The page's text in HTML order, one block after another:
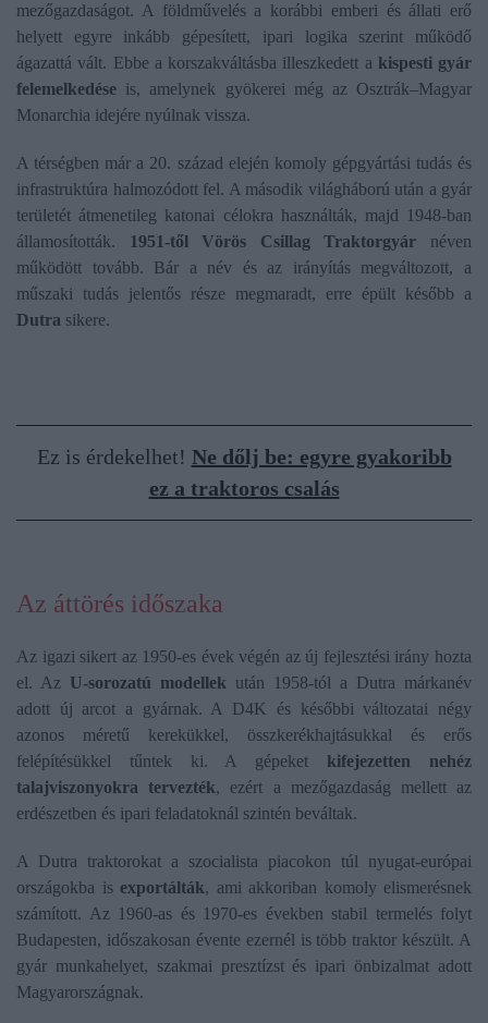
mezőgazdaságot. A földművelés a korábbi emberi és állati erő
helyett egyre inkább gépesített, ipari logika szerint működő
ágazattá vált. Ebbe a korszakváltásba illeszkedett a kispesti gyár
felemelkedése is, amelynek gyökerei még az Osztrák–Magyar
Monarchia idejére nyúlnak vissza.
A térségben már a 20. század elején komoly gépgyártási tudás és
infrastruktúra halmozódott fel. A második világháború után a gyár
területét átmenetileg katonai célokra használták, majd 1948-ban
államosították. 1951-től Vörös Csillag Traktorgyár néven
működött tovább. Bár a név és az irányítás megváltozott, a
műszaki tudás jelentős része megmaradt, erre épült később a
Dutra sikere.
Ez is érdekelhet! Ne dőlj be: egyre gyakoribb
ez a traktoros csalás
Az áttörés időszaka
Az igazi sikert az 1950-es évek végén az új fejlesztési irány hozta
el. Az U-sorozatú modellek után 1958-tól a Dutra márkanév
adott új arcot a gyárnak. A D4K és későbbi változatai négy
azonos méretű kerekükkel, összkerékhajtásukkal és erős
felépítésükkel tűntek ki. A gépeket kifejezetten nehéz
talajviszonyokra tervezték, ezért a mezőgazdaság mellett az
erdészetben és ipari feladatoknál szintén beváltak.
A Dutra traktorokat a szocialista piacokon túl nyugat-európai
országokba isexportálták, ami akkoriban komoly elismerésnek
számított. Az 1960-as és 1970-es években stabil termelés folyt
Budapesten, időszakosan évente ezernél is több traktor készült. A
gyár munkahelyet, szakmai presztízst és ipari önbizalmat adott
Magyarországnak.